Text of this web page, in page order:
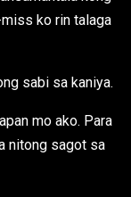
ko rin talaga
sabi sa kaniya.
mo ako. Para
nitong sagot sa